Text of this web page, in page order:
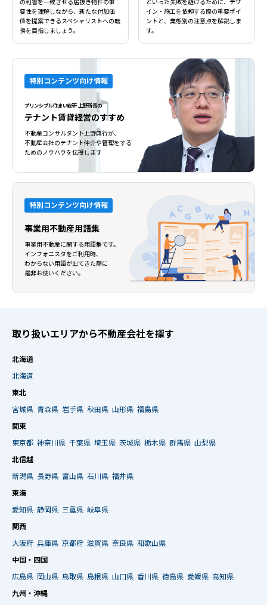
の利害を一致させる居抜き物件の重
要性を理解しながら、新たな付加価
値を提案できるスペシャリストへの転
換を目指しましょう。
といった失敗を避けるために、デザ
イン・施工を依頼する際の重要ポイ
ントと、業態別の注意点を解説しま
す。
特別コンテンツ向け情報
プリンシプル住まい総研 上野所長の
テナント賃貸経営のすすめ
不動産コンサルタント上野典行が、
不動産会社のテナント仲介や管理をする
ためのノウハウを伝授します
特別コンテンツ向け情報
事業用不動産用語集
事業用不動産に関する用語集です。
インフォニスタをご利用時、
わからない用語が出てきた際に
是非お使いください。
取り扱いエリアから不動産会社を探す
北海道
北海道
東北
宮城県 青森県 岩手県 秋田県 山形県 福島県
関東
東京都 神奈川県 千葉県 埼玉県 茨城県 栃木県 群馬県 山梨県
北信越
新潟県 長野県 富山県 石川県 福井県
東海
愛知県 静岡県 三重県 岐阜県
関西
大阪府 兵庫県 京都府 滋賀県 奈良県 和歌山県
中国・四国
広島県 岡山県 鳥取県 島根県 山口県 香川県 徳島県 愛媛県 高知県
九州・沖縄